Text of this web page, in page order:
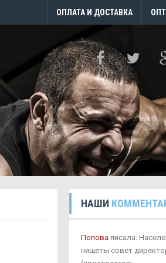
ОПЛАТА И ДОСТАВКА
НАШИ
Поповаписала:
нищеты совет